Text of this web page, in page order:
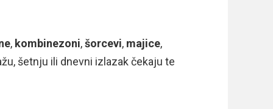
, kombinezoni,šorcevi, majice,
šetnju ili dnevni izlazak čekaju te